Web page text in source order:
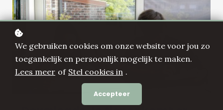
We gebruiken cookies om onze website voor jou zo
toegankelijk en persoonlijk mogelijk te maken.
Lees meer of Stel cookies in .
Accepteer